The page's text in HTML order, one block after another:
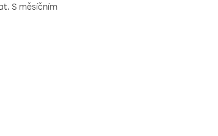
S měsíčním